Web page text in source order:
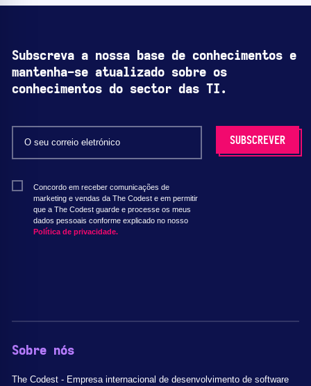
Subscreva a nossa base de conhecimentos e
mantenha-se atualizado sobre os
conhecimentos do sector das TI.
Concordo em receber comunicações de
marketing e vendas da The Codest e em permitir
que a The Codest guarde e processe os meus
dados pessoais conforme explicado no nosso
Política de privacidade.
Sobre nós
The Codest - Empresa internacional de desenvolvimento de software